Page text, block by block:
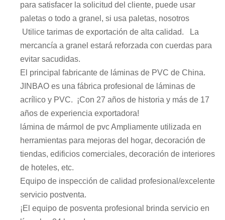
para satisfacer la solicitud del cliente, puede usar
paletas o todo a granel, si usa paletas, nosotros
Utilice tarimas de exportación de alta calidad. La
mercancía a granel estará reforzada con cuerdas para
evitar sacudidas.
El principal fabricante de láminas de PVC de China.
JINBAO es una fábrica profesional de láminas de
acrílico y PVC. ¡Con 27 años de historia y más de 17
años de experiencia exportadora!
lámina de mármol de pvc Ampliamente utilizada en
herramientas para mejoras del hogar, decoración de
tiendas, edificios comerciales, decoración de interiores
de hoteles, etc.
Equipo de inspección de calidad profesional/excelente
servicio postventa.
¡El equipo de posventa profesional brinda servicio en